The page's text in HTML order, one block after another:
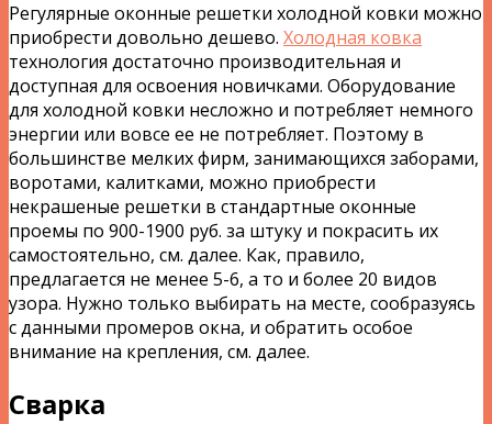
Регулярные оконные решетки холодной ковки можно
приобрести довольно дешево. Холодная ковка
технология достаточно производительная и
доступная для освоения новичками. Оборудование
для холодной ковки несложно и потребляет немного
энергии или вовсе ее не потребляет. Поэтому в
большинстве мелких фирм, занимающихся заборами,
воротами, калитками, можно приобрести
некрашеные решетки в стандартные оконные
проемы по 900-1900 руб. за штуку и покрасить их
самостоятельно, см. далее. Как, правило,
предлагается не менее 5-6, а то и более 20 видов
узора. Нужно только выбирать на месте, сообразуясь
с данными промеров окна, и обратить особое
внимание на крепления, см. далее.
Сварка